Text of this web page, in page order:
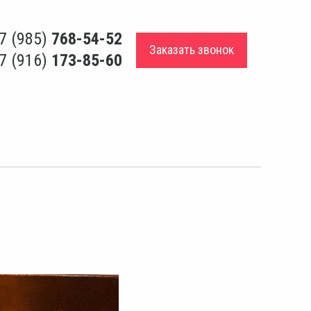
(985) 768-54-52
(916) 173-85-60
Заказать звонок